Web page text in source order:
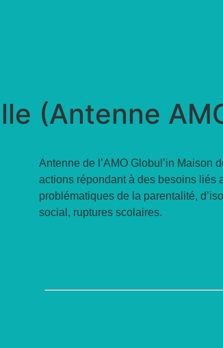
(Antenne
Antenne de l’AMO Globul’in Maison
actions répondant à des besoins liés
problématiques de la parentalité,
social, ruptures scolaires.